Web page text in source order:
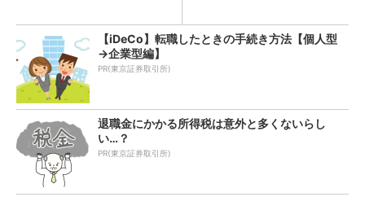
【iDeCo】転職したときの手続き方法【個人型
→企業型編】
PR(東京証券取引所)
退職金にかかる所得税は意外と多くないらし
い…？
PR(東京証券取引所)